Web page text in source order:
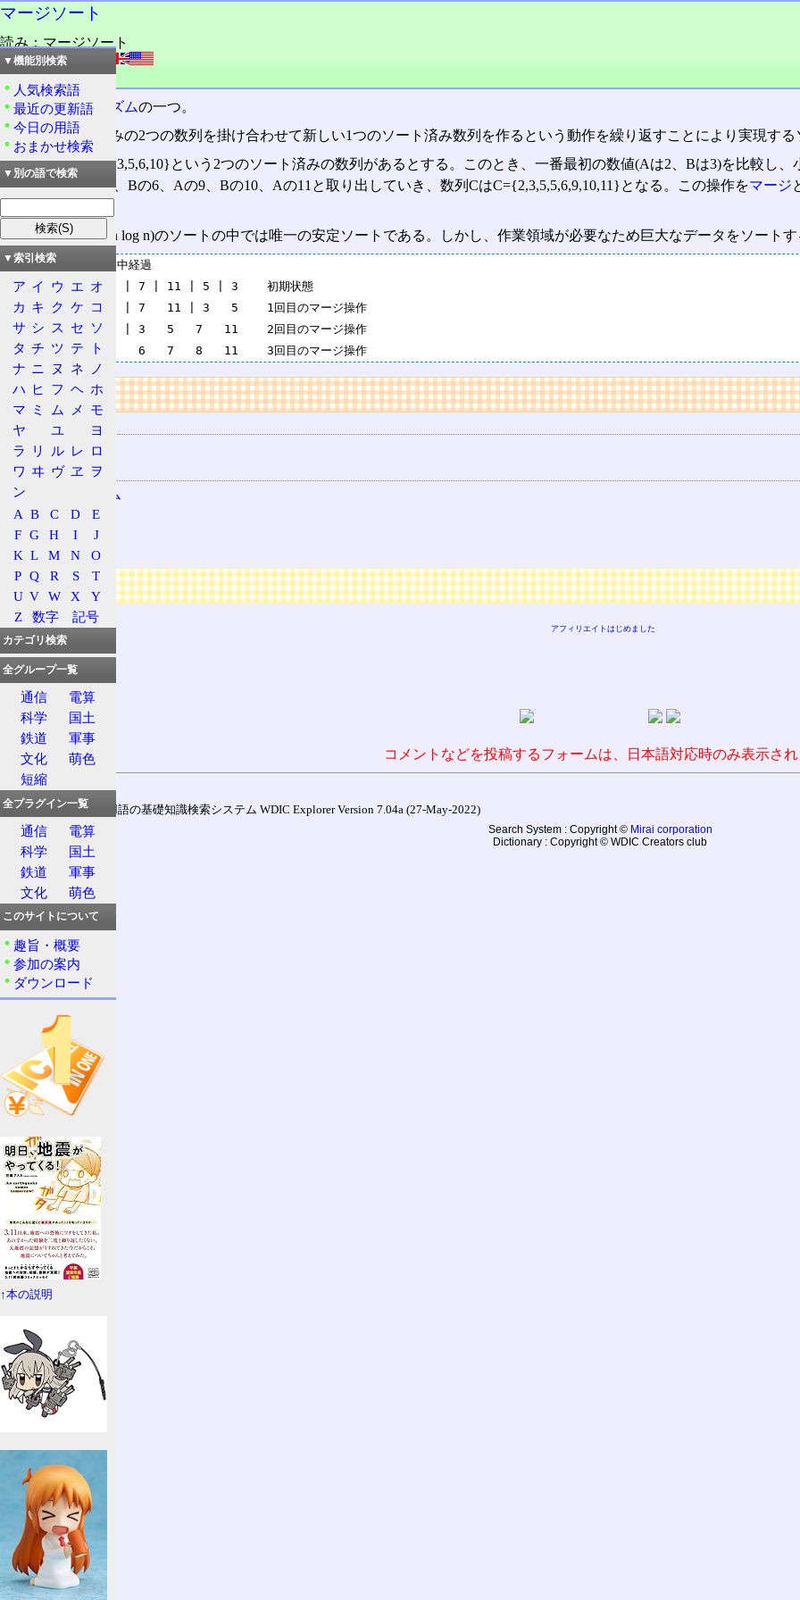
マージソート
読み：マージソート
外語：merge sort
品詞：名詞
ソートアルゴリズムの一つ。
すでにソート済みの2つの数列を掛け合わせて新しい1つのソート済み数列を作るという動作を繰り返すことにより実現する
A={2,5,9,11} B={3,5,6,10}という2つのソート済みの数列があるとする。このとき、一番最初の数値(Aは2、Bは3)を比較し
の3、Aの5、Bの5、Bの6、Aの9、Bの10、Aの11と取り出していき、数列CはC={2,3,5,5,6,9,10,11}となる。この操作をマージ
最悪計算量がO(n log n)のソートの中では唯一の安定ソートである。しかし、作業領域が必要なため巨大なデータをソート
マージソートの途中経過
5 | 8 | 6 | 1 | 7 | 11 | 5 | 3    初期状態
5   8 | 1   6 | 7   11 | 3   5    1回目のマージ操作
1   5   6   8 | 3   5   7   11    2回目のマージ操作
リンク
用語の所属
ソート
関連する用語
アルゴリズム
外部ソート
マージ
広告
アフィリエイトはじめました
コメントなどを投稿するフォームは、日本語対応時のみ表示さ
通信用語の基礎知識検索システム WDIC Explorer Version 7.04a (27-May-2022)
Search System : Copyright © Mirai corporation
Dictionary : Copyright © WDIC Creators club
▼機能別検索
人気検索語
最近の更新語
今日の用語
おまかせ検索
▼別の語で検索
▼索引検索
ア イ ウ エ オ
カ キ ク ケ コ
サ シ ス セ ソ
タ チ ツ テ
ト
ナ ニ ヌ ネ
ノ
ハ ヒ フ ヘ ホ
マ ミ ム メ
モ
ヤ
ユ
ヨ
ラ
リ ル レ ロ
ワ ヰ ヴ ヱ
ヲ
ン
A B C D
E
F G H I
J
K L M N
O
P Q R S
T
U V W X
Y
Z
数字 記号
カテゴリ検索
全グループ一覧
通信
電算
科学
国土
鉄道
軍事
文化
萌色
短縮
全プラグイン一覧
通信
電算
科学
国土
鉄道
軍事
文化
萌色
このサイトについて
趣旨・概要
参加の案内
ダウンロード
↑本の説明